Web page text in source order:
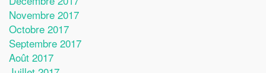
Novembre 2017
Octobre 2017
Septembre 2017
Août 2017